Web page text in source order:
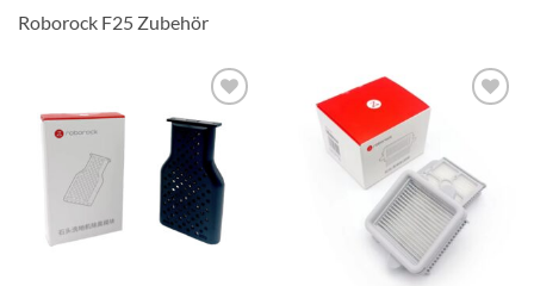
Roborock F25 Zubehör
Add to
wishlist